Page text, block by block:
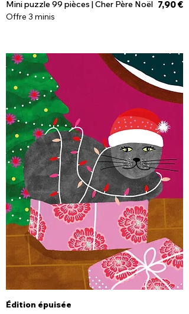
Mini puzzle 99 pièces | Cher Père Noël Prix
7,90 €
Offre 3 minis
Édition épuisée